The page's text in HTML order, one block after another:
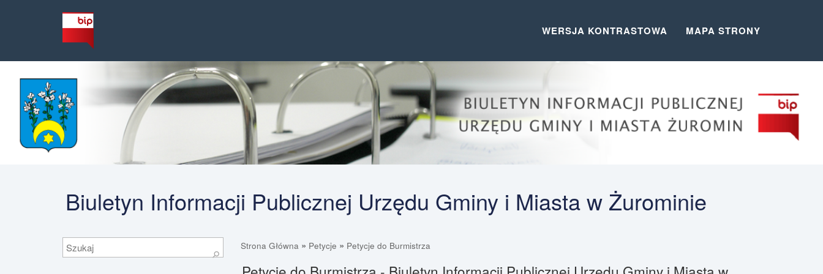
WERSJA KONTRASTOWA MAPA STRONY
Biuletyn Informacji Publicznej Urzędu Gminy i Miasta w Żurominie
Szukaj
⚲
Strona Główna » Petycje » Petycje do Burmistrza